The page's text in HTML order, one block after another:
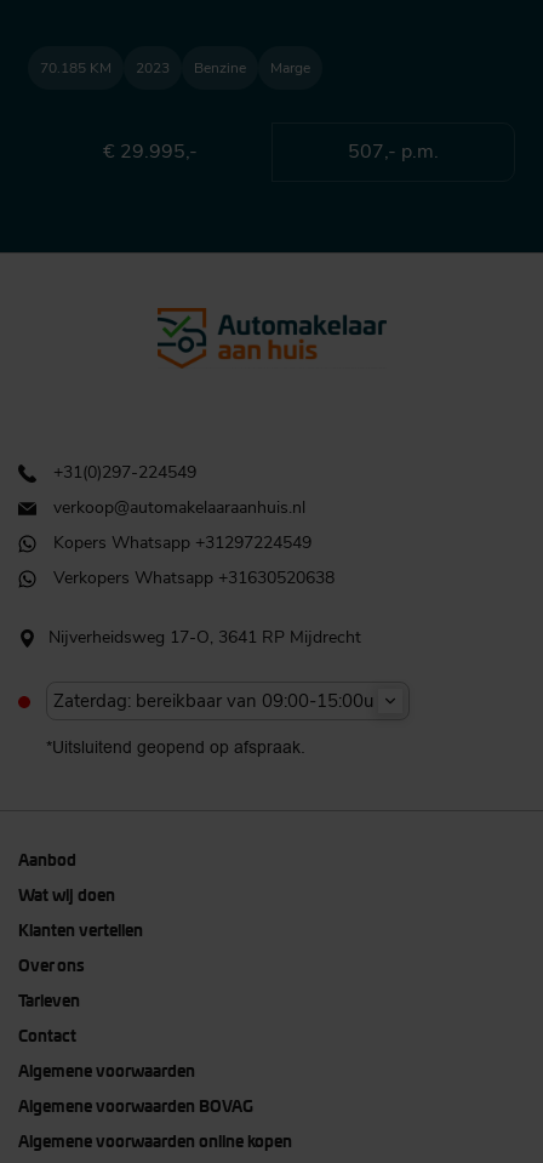
70.185 KM 2023 Benzine Marge
€ 29.995,- 507,- p.m.
+31(0)297-224549
verkoop@automakelaaraanhuis.nl
Kopers Whatsapp +31297224549
Verkopers Whatsapp +31630520638
Nijverheidsweg 17-O, 3641 RP Mijdrecht
Zaterdag: bereikbaar van 09:00-15:00u
*Uitsluitend geopend op afspraak.
Aanbod
Wat wij doen
Klanten vertellen
Over ons
Tarieven
Contact
Algemene voorwaarden
Algemene voorwaarden BOVAG
Algemene voorwaarden online kopen